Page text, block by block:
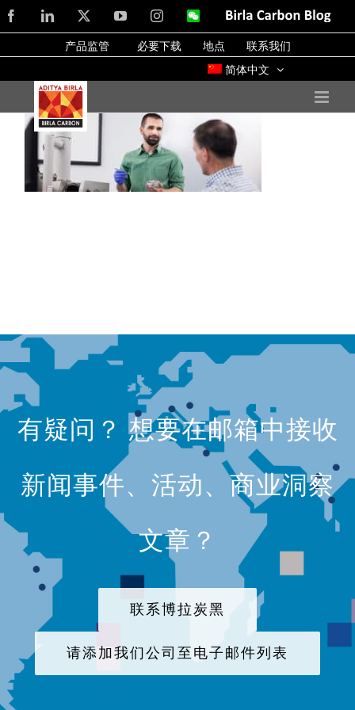
Skip
to
content
FacebookLinkedIn YouTubeInstagramWeChatBirla
Blog
产品监管 必要下载 地点
联系我们
简体中文
有疑问？ 想要在邮箱中接收
新闻事件、活动、商业洞察
文章？
联系博拉炭黑
请添加我们公司至电子邮件列表